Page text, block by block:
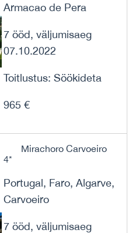
Armacao de Pera
7 ööd, väljumisaeg
07.10.2022
Toitlustus: Söökideta
965 €
Mirachoro Carvoeiro
4*
Portugal, Faro, Algarve,
Carvoeiro
7 ööd, väljumisaeg